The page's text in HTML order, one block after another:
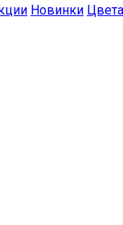
Новинки Цвета